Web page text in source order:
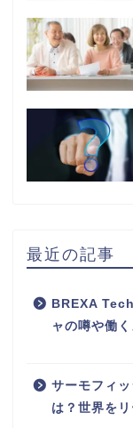
最近の記事
BREXA
ャの噂や働
サーモフィ
は？世界を